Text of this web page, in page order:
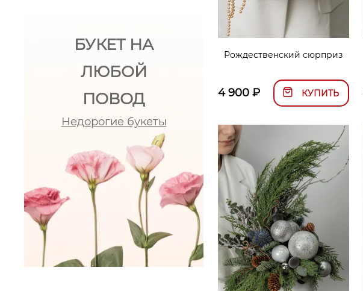
БУКЕТ НА
ЛЮБОЙ
ПОВОД
Недорогие букеты
Рождественский сюрприз
4 900 ₽ КУПИТЬ